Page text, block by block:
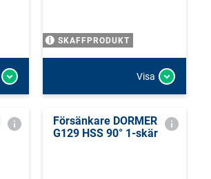
SKAFFPRODUKT
Visa
Försänkare DORMER
G129 HSS 90° 1-skär